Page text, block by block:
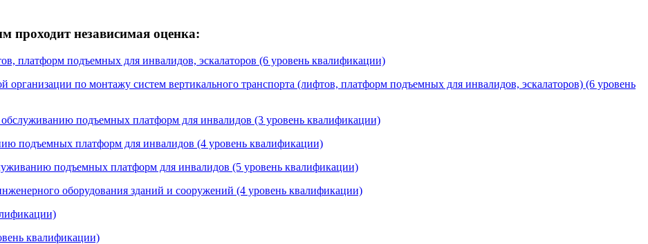
независимая оценка:
платформ подъемных для инвалидов, эскалаторов (6 уровень квалификации)
организации по монтажу систем вертикального транспорта (лифтов, платформ подъемных для инвалидов, эскалаторов) (6 уровень
подъемных платформ для инвалидов (3 уровень квалификации)
подъемных платформ для инвалидов (4 уровень квалификации)
подъемных платформ для инвалидов (5 уровень квалификации)
оборудования зданий и сооружений (4 уровень квалификации)
квалификации)